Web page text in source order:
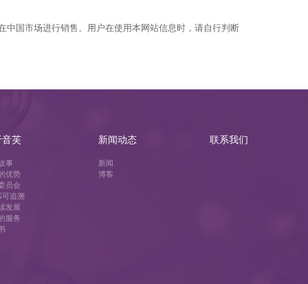
国市场进行销售。用户在使用本网站信息时，请自行判断
芙
事
优势
员会
可追溯
发展
服务
新闻动态
新闻
博客
联系我们